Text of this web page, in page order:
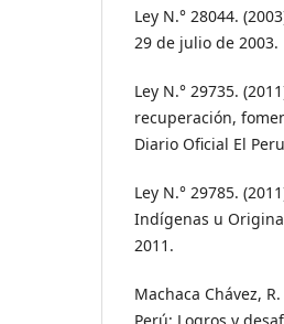
Ley N.° 28044.
29 de julio de 2003.
Ley N.° 29735.
recuperación,
Diario Oficial El
Ley N.° 29785.
Indígenas u
2011.
Machaca Chávez,